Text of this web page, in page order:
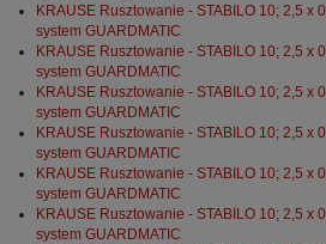
KRAUSE Rusztowanie - STABILO 10; 2,5 x
system GUARDMATIC
KRAUSE Rusztowanie - STABILO 10; 2,5 x
system GUARDMATIC
KRAUSE Rusztowanie - STABILO 10; 2,5 x
system GUARDMATIC
KRAUSE Rusztowanie - STABILO 10; 2,5 x
system GUARDMATIC
KRAUSE Rusztowanie - STABILO 10; 2,5 x
system GUARDMATIC
KRAUSE Rusztowanie - STABILO 10; 2,5 x
system GUARDMATIC